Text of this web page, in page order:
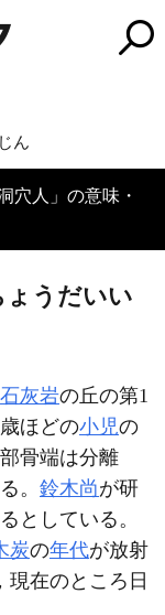
ん
穴人」の意味・
ょうだいい
石灰岩の丘の第1
ほどの小児の
骨端は分離
。 鈴木尚が研
としている。
炭の年代が放射
現在のところ日